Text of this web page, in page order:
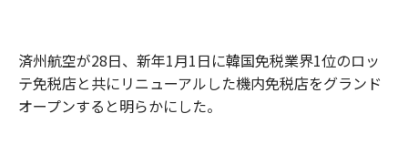
済州航空が28日、新年1月1日に韓国免税業界1位のロッ
テ免税店と共にリニューアルした機内免税店をグランド
オープンすると明らかにした。